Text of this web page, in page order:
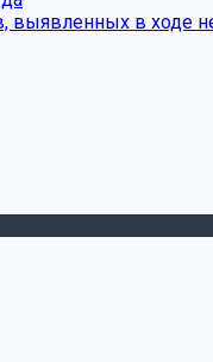
выявленных в ходе